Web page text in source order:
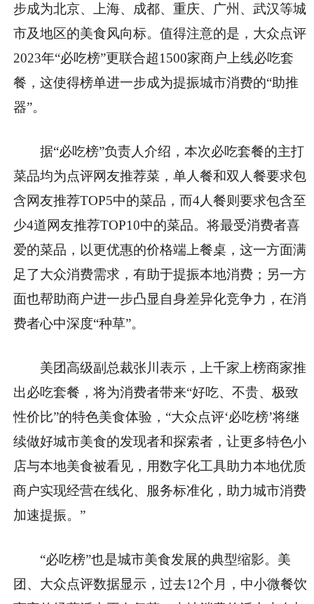
步成为北京、上海、成都、重庆、广州、武汉等城
市及地区的美食风向标。值得注意的是，大众点评
2023年“必吃榜”更联合超1500家商户上线必吃套
餐，这使得榜单进一步成为提振城市消费的“助推
器”。
据“必吃榜”负责人介绍，本次必吃套餐的主打
菜品均为点评网友推荐菜，单人餐和双人餐要求包
含网友推荐TOP5中的菜品，而4人餐则要求包含至
少4道网友推荐TOP10中的菜品。将最受消费者喜
爱的菜品，以更优惠的价格端上餐桌，这一方面满
足了大众消费需求，有助于提振本地消费；另一方
面也帮助商户进一步凸显自身差异化竞争力，在消
费者心中深度“种草”。
美团高级副总裁张川表示，上千家上榜商家推
出必吃套餐，将为消费者带来“好吃、不贵、极致
性价比”的特色美食体验，“大众点评‘必吃榜’将继
续做好城市美食的发现者和探索者，让更多特色小
店与本地美食被看见，用数字化工具助力本地优质
商户实现经营在线化、服务标准化，助力城市消费
加速提振。”
“必吃榜”也是城市美食发展的典型缩影。美
团、大众点评数据显示，过去12个月，中小微餐饮